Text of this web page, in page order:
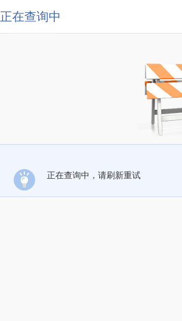
正在查询中
正在查询中，请刷新重试